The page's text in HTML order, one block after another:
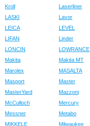
Kroll
Laserliner
LASKI
Lavor
LEICA
LEVEL
LIFAN
Linder
LONCIN
LOWRANCE
Makita
Makita MT
Marolex
MASALTA
Masport
Master
MasterYard
Mazzoni
McCulloch
Mercury
Messner
Metabo
MIKKELE
Milwaukee